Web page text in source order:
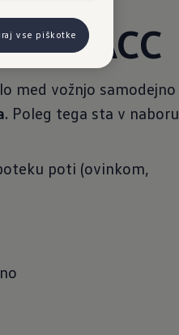
ACC
med vožnjo samodejno
. Poleg tega sta v naboru
poti (ovinkom,
vse piškotke